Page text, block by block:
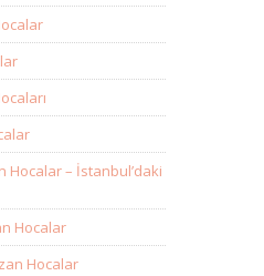
Hocalar – İstanbul’daki
Hocalar
Hocalar